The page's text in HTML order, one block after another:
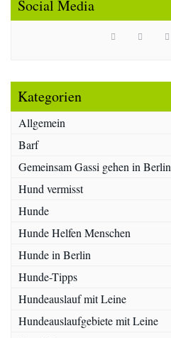
Social Media
Kategorien
Allgemein
Barf
Gemeinsam Gassi gehen in Berlin
Hund vermisst
Hunde
Hunde Helfen Menschen
Hunde in Berlin
Hunde-Tipps
Hundeauslauf mit Leine
Hundeauslaufgebiete mit Leine